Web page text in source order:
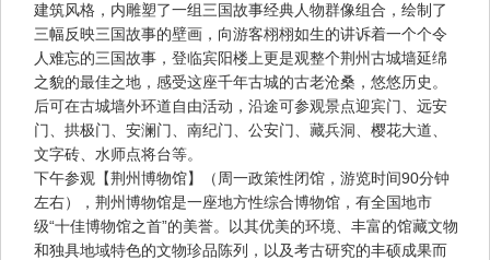
建筑风格，内雕塑了一组三国故事经典人物群像组合，绘制了
三幅反映三国故事的壁画，向游客栩栩如生的讲诉着一个个令
人难忘的三国故事，登临宾阳楼上更是观整个荆州古城墙延绵
之貌的最佳之地，感受这座千年古城的古老沧桑，悠悠历史。
后可在古城墙外环道自由活动，沿途可参观景点迎宾门、远安
门、拱极门、安澜门、南纪门、公安门、藏兵洞、樱花大道、
文字砖、水师点将台等。
下午参观【荆州博物馆】（周一政策性闭馆，游览时间90分钟
左右），荆州博物馆是一座地方性综合博物馆，有全国地市
级“十佳博物馆之首”的美誉。以其优美的环境、丰富的馆藏文物
和独具地域特色的文物珍品陈列，以及考古研究的丰硕成果而